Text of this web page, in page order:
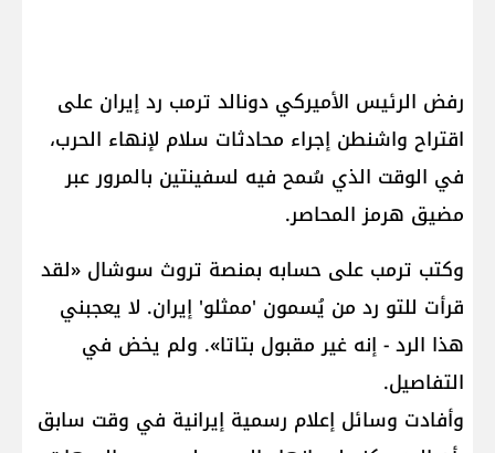
رفض الرئيس الأميركي دونالد ترمب رد إيران على
اقتراح واشنطن إجراء محادثات سلام لإنهاء الحرب،
في الوقت الذي سُمح فيه لسفينتين بالمرور عبر
مضيق هرمز المحاصر.
وكتب ترمب على حسابه بمنصة تروث سوشال «لقد
قرأت للتو رد من يُسمون 'ممثلو' إيران. لا يعجبني
هذا الرد - إنه غير مقبول بتاتا». ولم يخض في
التفاصيل.
وأفادت وسائل إعلام رسمية إيرانية في وقت سابق